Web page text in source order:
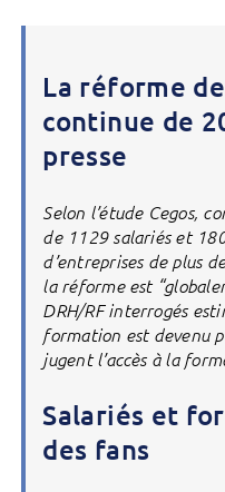
La réforme
continue de
presse
Selon l’étude Cegos,
de 1129 salariés et
d’entreprises de plus
la réforme est
DRH/RF interrogés
formation est devenu
jugent l’accès à la
Salariés et
des fans